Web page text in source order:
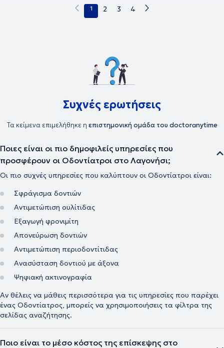
1 2 3 4
Συχνές ερωτήσεις
Τα κείμενα επιμελήθηκε η επιστημονική ομάδα του doctoranytime
Ποιες είναι οι πιο δημοφιλείς υπηρεσίες που
προσφέρουν οι Οδοντίατροι στο Λαγονήσι;
Οι πιο συχνές υπηρεσίες που καλύπτουν οι Οδοντίατροι είναι:
Σφράγισμα δοντιών
Αντιμετώπιση ουλίτιδας
Εξαγωγή φρονιμίτη
Απονεύρωση δοντιών
Αντιμετώπιση περιοδοντίτιδας
Ανασύσταση δοντιού με άξονα
Ψηφιακή ακτινογραφία
Αν θέλεις να μάθεις περισσότερα για τις υπηρεσίες που παρέχει
ένας Οδοντίατρος, μπορείς να χρησιμοποιήσεις τα φίλτρα της
σελίδας αναζήτησης.
Ποιο είναι το μέσο κόστος της επίσκεψης στο